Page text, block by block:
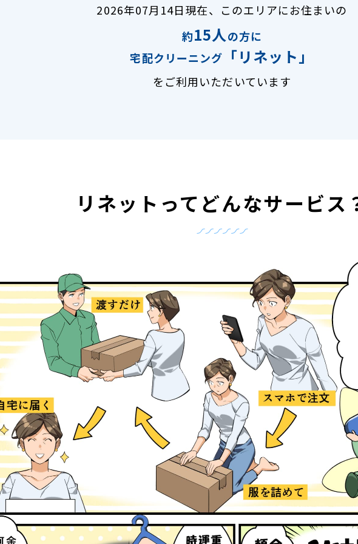
2026年07月14日現在、
このエリアにお住まいの
約15人の方に
宅配クリーニング
「リネット」
をご利用いただいています
リネットってどんなサービス